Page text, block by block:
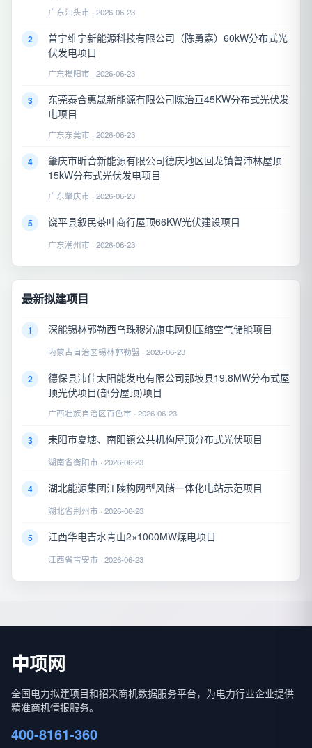
广东汕头市 · 2026-06-23
2
普宁维宁新能源科技有限公司（陈勇嘉）60kW分布式光
伏发电项目
广东揭阳市 · 2026-06-23
3
东莞泰合惠晟新能源有限公司陈治亘45KW分布式光伏发
电项目
广东东莞市 · 2026-06-23
4
肇庆市昕合新能源有限公司德庆地区回龙镇曾沛林屋顶
15kW分布式光伏发电项目
广东肇庆市 · 2026-06-23
5 饶平县叙民茶叶商行屋顶66KW光伏建设项目
广东潮州市 · 2026-06-23
最新拟建项目
1 深能锡林郭勒西乌珠穆沁旗电网侧压缩空气储能项目
内蒙古自治区锡林郭勒盟 · 2026-06-23
2
德保县沛佳太阳能发电有限公司那坡县19.8MW分布式屋
顶光伏项目(部分屋顶)项目
广西壮族自治区百色市 · 2026-06-23
3 耒阳市夏塘、南阳镇公共机构屋顶分布式光伏项目
湖南省衡阳市 · 2026-06-23
4 湖北能源集团江陵构网型风储一体化电站示范项目
湖北省荆州市 · 2026-06-23
5 江西华电吉水青山2×1000MW煤电项目
江西省吉安市 · 2026-06-23
中项网
全国电力拟建项目和招采商机数据服务平台，为电力行业企业提供
精准商机情报服务。
400-8161-360